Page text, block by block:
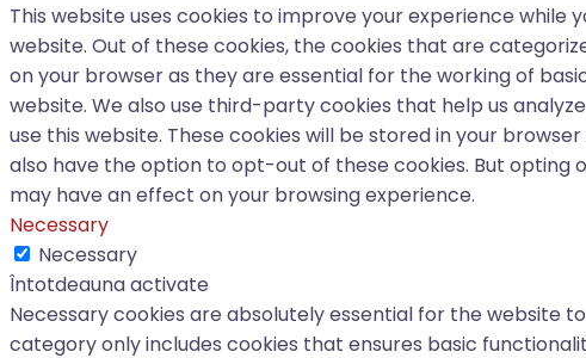
This website uses cookies to improve your experience while
website. Out of these cookies, the cookies that are
on your browser as they are essential for the working of
website. We also use third-party cookies that help us
use this website. These cookies will be stored in your
also have the option to opt-out of these cookies. But opting
may have an effect on your browsing experience.
Necessary
Necessary
Întotdeauna activate
Necessary cookies are absolutely essential for the website
category only includes cookies that ensures basic